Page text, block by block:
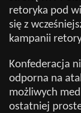
retoryka pod
się z
kampanii
Konfederacja
odporna na
możliwych
ostatniej